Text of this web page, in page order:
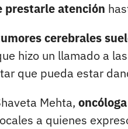
prestarle atención
cerebrales
hizo un llamado a las
que pueda estar
Mehta,
a quienes